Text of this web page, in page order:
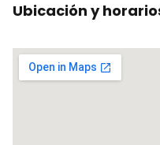
Ubicación y